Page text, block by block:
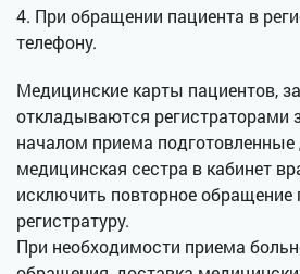
4. При обращении пациента в
телефону.
Медицинские карты пациентов,
откладываются регистраторами
началом приема
медицинская сестра в кабинет
исключить повторное обращение
регистратуру.
При необходимости приема